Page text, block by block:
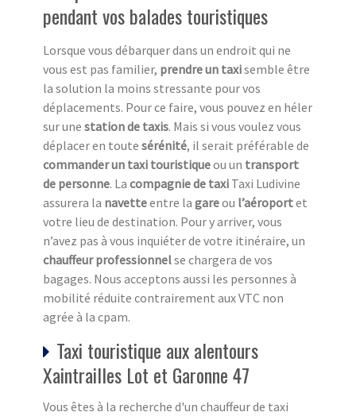
pendant vos balades touristiques
Lorsque vous débarquer dans un endroit qui ne
vous est pas familier, prendre un taxisemble être
la solution la moins stressante pour vos
déplacements. Pour ce faire, vous pouvez en héler
sur une station de taxis. Mais si vous voulez vous
déplacer en toute sérénité, il serait préférable de
commander un taxi touristiqueou un transport
de personne. La compagnie de taxi Taxi Ludivine
assurera la navetteentre la gareou l’aéroportet
votre lieu de destination. Pour y arriver, vous
n’avez pas à vous inquiéter de votre itinéraire, un
chauffeur professionnelse chargera de vos
bagages. Nous acceptons aussi les personnes à
mobilité réduite contrairement aux VTC non
agrée à la cpam.
Taxi touristique aux alentours
Xaintrailles Lot et Garonne 47
Vous êtes à la recherche d'un chauffeur de taxi